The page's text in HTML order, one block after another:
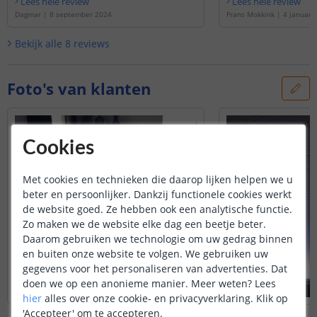
Dagmar | 8 september 2024 Frans Mokkink | 4 januari
Bekijk alle 8 reviews
Foto's van klanten
Cookies
Met cookies en technieken die daarop lijken helpen we u
beter en persoonlijker. Dankzij functionele cookies werkt
de website goed. Ze hebben ook een analytische functie.
Zo maken we de website elke dag een beetje beter.
Daarom gebruiken we technologie om uw gedrag binnen
en buiten onze website te volgen. We gebruiken uw
gegevens voor het personaliseren van advertenties. Dat
doen we op een anonieme manier. Meer weten? Lees
hier alles over onze cookie- en privacyverklaring. Klik op
'Accepteer' om te accepteren.